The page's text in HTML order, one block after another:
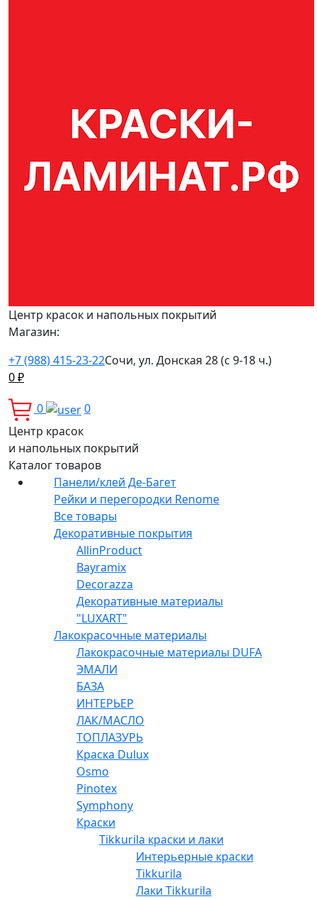
Центр красок и напольных покрытий
Магазин:
+7 (988) 415-23-22Сочи, ул. Донская 28 (с 9-18 ч.)
0₽
0
0
Центр красок
и напольных покрытий
Каталог товаров
Панели/клей Де-Багет
Рейки и перегородки Renome
Все товары
Декоративные покрытия
AllinProduct
Bayramix
Decorazza
Декоративные материалы
"LUXART"
Лакокрасочные материалы
Лакокрасочные материалы DUFA
ЭМАЛИ
БАЗА
ИНТЕРЬЕР
ЛАК/МАСЛО
ТОПЛАЗУРЬ
Краска Dulux
Osmo
Pinotex
Symphony
Краски
Tikkurila краски и лаки
Интерьерные краски
Tikkurila
Лаки Tikkurila